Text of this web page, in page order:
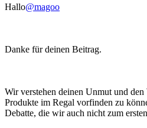
Hallo@magoo
Danke für deinen Beitrag.
Wir verstehen deinen Unmut und
Produkte im Regal vorfinden zu
Debatte, die wir auch nicht zum